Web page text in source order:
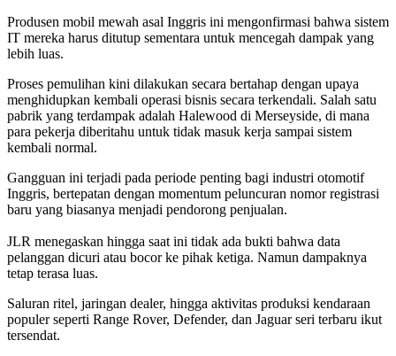
Produsen mobil mewah asal Inggris ini mengonfirmasi bahwa sistem
IT mereka harus ditutup sementara untuk mencegah dampak yang
lebih luas.
Proses pemulihan kini dilakukan secara bertahap dengan upaya
menghidupkan kembali operasi bisnis secara terkendali. Salah satu
pabrik yang terdampak adalah Halewood di Merseyside, di mana
para pekerja diberitahu untuk tidak masuk kerja sampai sistem
kembali normal.
Gangguan ini terjadi pada periode penting bagi industri otomotif
Inggris, bertepatan dengan momentum peluncuran nomor registrasi
baru yang biasanya menjadi pendorong penjualan.
JLR menegaskan hingga saat ini tidak ada bukti bahwa data
pelanggan dicuri atau bocor ke pihak ketiga. Namun dampaknya
tetap terasa luas.
Saluran ritel, jaringan dealer, hingga aktivitas produksi kendaraan
populer seperti Range Rover, Defender, dan Jaguar seri terbaru ikut
tersendat.